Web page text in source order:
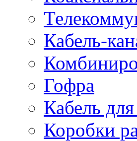
Кабель-
Гофра
Кабель
Коробки